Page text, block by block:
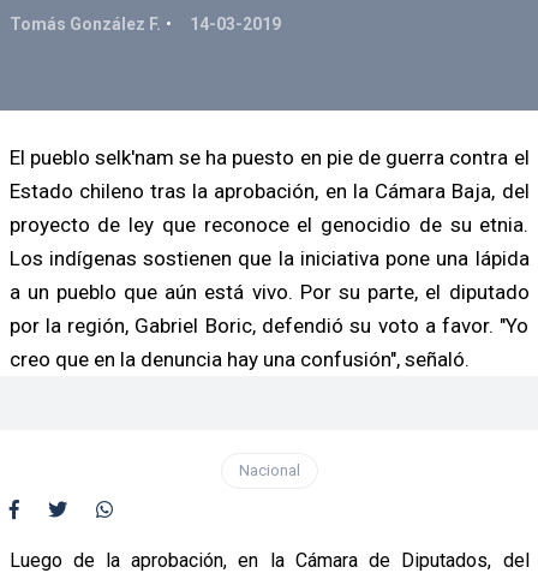
Tomás González F. 14-03-2019
El pueblo selk'nam se ha puesto en pie de guerra contra el
Estado chileno tras la aprobación, en la Cámara Baja, del
proyecto de ley que reconoce el genocidio de su etnia.
Los indígenas sostienen que la iniciativa pone una lápida
a un pueblo que aún está vivo. Por su parte, el diputado
por la región, Gabriel Boric, defendió su voto a favor. "Yo
creo que en la denuncia hay una confusión", señaló.
Nacional
Luego de la aprobación, en la Cámara de Diputados, del